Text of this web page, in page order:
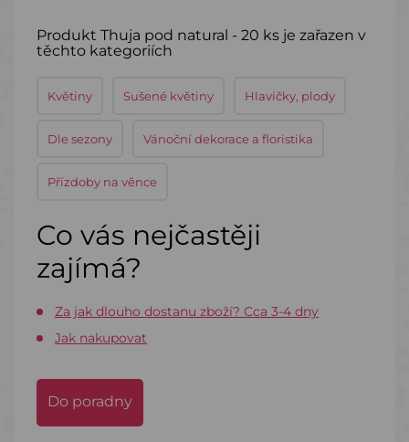
Produkt Thuja pod natural - 20 ks je zařazen v
těchto kategoriích
Květiny Sušené květiny Hlavičky, plody
Dle sezony Vánoční dekorace a floristika
Přízdoby na věnce
Co vás nejčastěji
zajímá?
Za jak dlouho dostanu zboží? Cca 3-4 dny
Jak nakupovat
Do poradny